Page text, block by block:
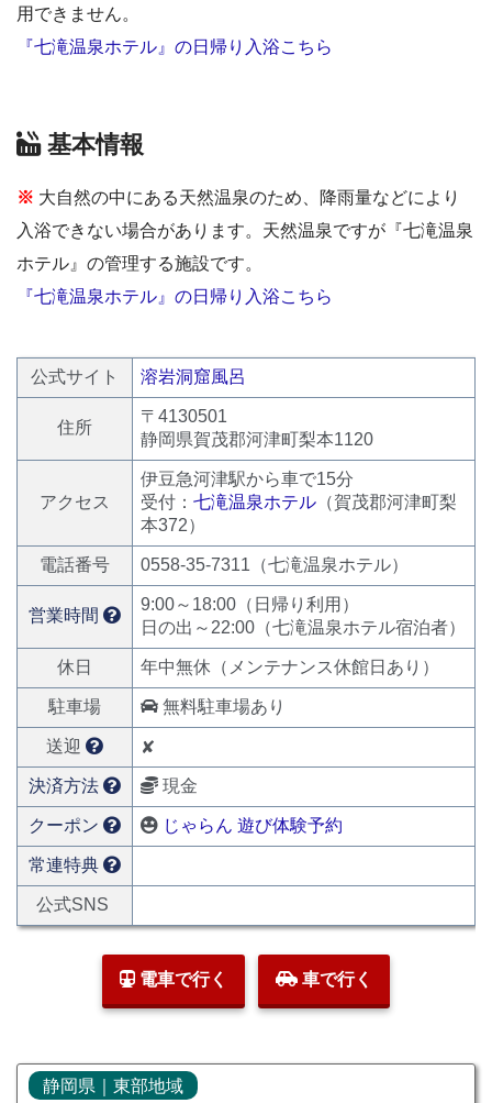
用できません。
『七滝温泉ホテル』の日帰り入浴こちら
基本情報
※ 大自然の中にある天然温泉のため、降雨量などにより
入浴できない場合があります。天然温泉ですが『七滝温泉
ホテル』の管理する施設です。
『七滝温泉ホテル』の日帰り入浴こちら
公式サイト 溶岩洞窟風呂
住所
〒4130501
静岡県賀茂郡河津町梨本1120
アクセス
伊豆急河津駅から車で15分
受付： 七滝温泉ホテル （賀茂郡河津町梨
本372）
電話番号 0558-35-7311（七滝温泉ホテル）
営業時間
9:00～18:00（日帰り利用）
日の出～22:00（七滝温泉ホテル宿泊者）
休日 年中無休（メンテナンス休館日あり）
駐車場 無料駐車場あり
送迎 ✘
決済方法 現金
クーポン じゃらん 遊び体験予約
常連特典
公式SNS
電車で行く 車で行く
静岡県｜東部地域